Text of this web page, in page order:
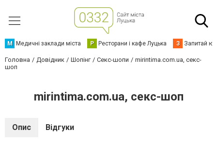
М Медичні заклади міста Р Ресторани і кафе Луцька З Запитай
Головна Довідник Шопінг Секс-шопи
mirintima.com.ua, секс-
шоп
mirintima.com.ua, секс-шоп
Опис Відгуки